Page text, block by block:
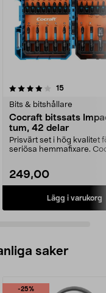
15recensioner
Bits & bitshållare
Cocraft bitssats
tum, 42 delar
Prisvärt set i hög kvalitet
seriösa hemmafixare.
249,00
Lägg i varukorg
4.5 av 5 stjärnor
saker
-25%